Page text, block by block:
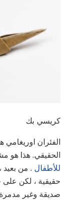
كريسي بك
الفئران
الحقيقي. هذا هو
للأطفال . من بعيد
حقيقية ، لكن على
صديقة وغير